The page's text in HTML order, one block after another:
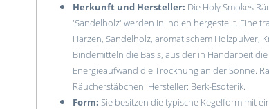
Herkunft und Hersteller: Die Holy Smokes
'Sandelholz' werden in Indien hergestellt. Eine
Harzen, Sandelholz, aromatischem Holzpulver,
Bindemitteln die Basis, aus der in Handarbeit
Energieaufwand die Trocknung an der Sonne.
Räucherstäbchen. Hersteller: Berk-Esoterik.
Form: Sie besitzen die typische Kegelform mit